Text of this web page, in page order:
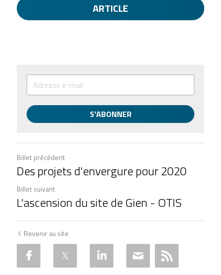
ARTICLE
S'ABONNER
Billet précédent
Des projets d'envergure pour 2020
Billet suivant
L'ascension du site de Gien - OTIS
Revenir au site